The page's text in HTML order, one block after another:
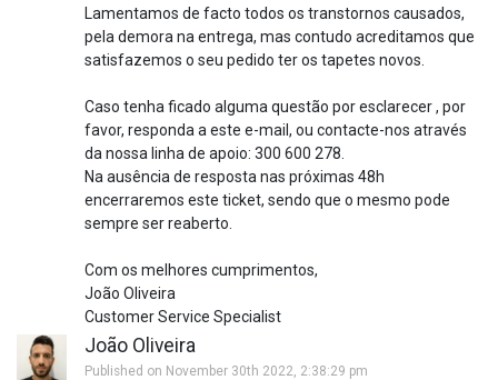
Lamentamos de facto todos os transtornos causados,
pela demora na entrega, mas contudo acreditamos que
satisfazemos o seu pedido ter os tapetes novos.
Caso tenha ficado alguma questão por esclarecer , por
favor, responda a este e-mail, ou contacte-nos através
da nossa linha de apoio: 300 600 278.
Na ausência de resposta nas próximas 48h
encerraremos este ticket, sendo que o mesmo pode
sempre ser reaberto.
Com os melhores cumprimentos,
João Oliveira
Customer Service Specialist
João Oliveira
Published on November 30th 2022, 2:38:29 pm